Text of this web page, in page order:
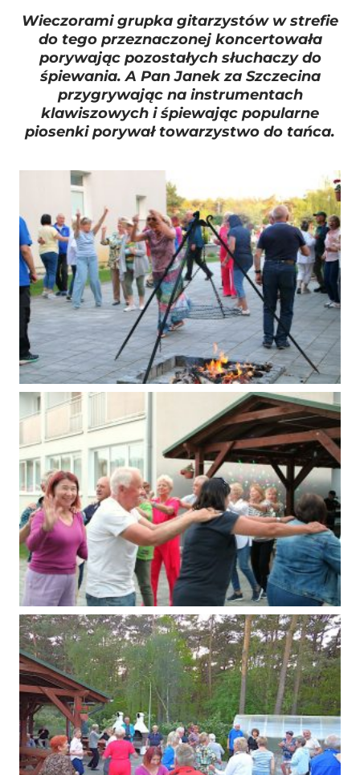
Wieczorami grupka gitarzystów w strefie
do tego przeznaczonej koncertowała
porywając pozostałych słuchaczy do
śpiewania. A Pan Janek za Szczecina
przygrywając na instrumentach
klawiszowych i śpiewając popularne
piosenki porywał towarzystwo do tańca.